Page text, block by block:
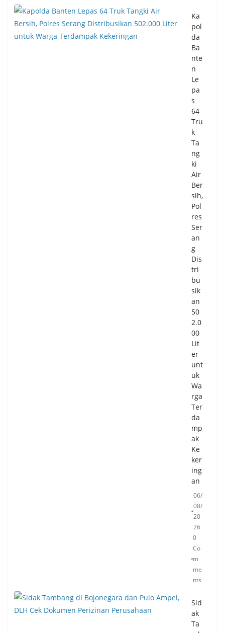
gas
ka
n
Tra
nsf
or
ma
si
Pos
ya
nd
u
di
Ta
ng
sel,
Kin
i
Tak
Sek
ad
ar
Lay
an
an
Ibu
da
n
An
ak
04/
08/
26
0
Co
m
me
nts
Pe
mk
ot
Ta
ng
sel
Ge
nc
ark
an
Ge
ma
rik
an,
Do
g
Ko
ns
Ka
pol
da
Ba
nte
n
Le
pa
s
64
Tru
k
Ta
ng
ki
Air
Ber
sih,
Pol
res
Ser
an
g
Dis
tri
bu
sik
an
50
2.0
00
Lit
er
unt
uk
Wa
rga
Ter
da
mp
ak
Ke
ker
ing
an
06/
08/
20
26
0
Co
m
me
nts
Sid
ak
Ta